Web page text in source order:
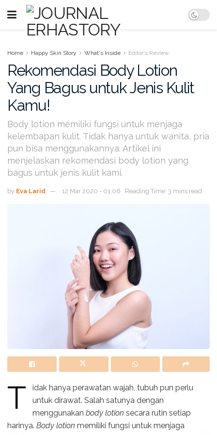
Home Happy Skin Story What's Inside Editor's Review
Rekomendasi Body Lotion
Yang Bagus untuk Jenis Kulit
Kamu!
Body lotion memiliki fungsi untuk menjaga
kelembapan kulit. Tidak hanya untuk wanita, pria
pun bisa menggunakannya. Artikel ini
menjelaskan rekomendasi body lotion yang
bagus untuk jenis kulit kami.
by Eva Larid 12 Mar 2020 - 01:06 Reading Time: 3 mins read
T
idak hanya perawatan wajah, tubuh pun perlu
untuk dirawat. Salah satunya dengan
menggunakan body lotion secara rutin setiap
harinya. Body lotion memiliki fungsi untuk menjaga